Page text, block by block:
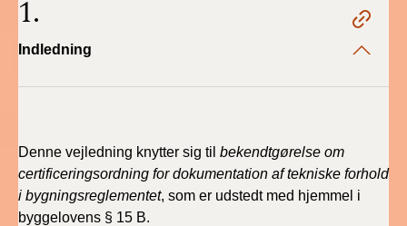
BR18 (1/1 - 30/6
BR18 (1/1-29/6
2021)
1.
Indledning
Denne vejledning knytter sig til bekendtgørelse om
certificeringsordning for dokumentation af tekniske forhold
i bygningsreglementet, som er udstedt med hjemmel i
byggelovens § 15 B.